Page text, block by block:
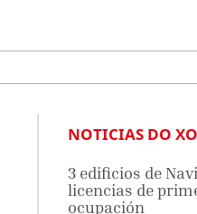
NOTICIAS DO
3 edificios de
licencias de
ocupación